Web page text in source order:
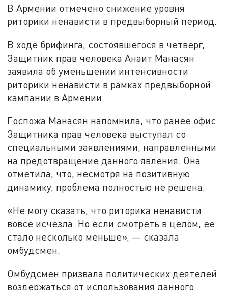
В Армении отмечено снижение уровня
риторики ненависти в предвыборный период.
В ходе брифинга, состоявшегося в четверг,
Защитник прав человека Анаит Манасян
заявила об уменьшении интенсивности
риторики ненависти в рамках предвыборной
кампании в Армении.
Госпожа Манасян напомнила, что ранее офис
Защитника прав человека выступал со
специальными заявлениями, направленными
на предотвращение данного явления. Она
отметила, что, несмотря на позитивную
динамику, проблема полностью не решена.
«Не могу сказать, что риторика ненависти
вовсе исчезла. Но если смотреть в целом, ее
стало несколько меньше», — сказала
омбудсмен.
Омбудсмен призвала политических деятелей
воздержаться от использования данного